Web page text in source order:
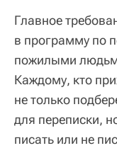
Главное
в программу по
пожилыми
Каждому, кто
не только
для переписки,
писать или не